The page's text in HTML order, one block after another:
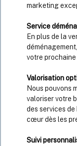
marketing
Service
En plus de la
votre prochaine
Valorisation
Nous pouvons
valoriser votre
des services
cœur dès les
Suivi